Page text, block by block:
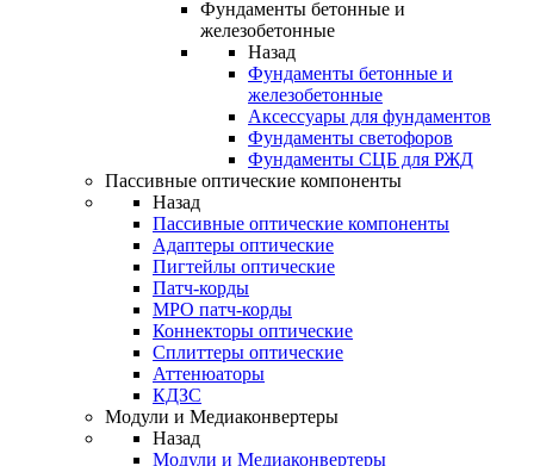
Фундаменты бетонные и
железобетонные
Назад
Фундаменты бетонные и
железобетонные
Аксессуары для фундаментов
Фундаменты светофоров
Фундаменты СЦБ для РЖД
Пассивные оптические компоненты
Назад
Пассивные оптические компоненты
Адаптеры оптические
Пигтейлы оптические
Патч-корды
MPO патч-корды
Коннекторы оптические
Сплиттеры оптические
Аттенюаторы
КДЗС
Модули и Медиаконвертеры
Назад
Модули и Медиаконвертеры